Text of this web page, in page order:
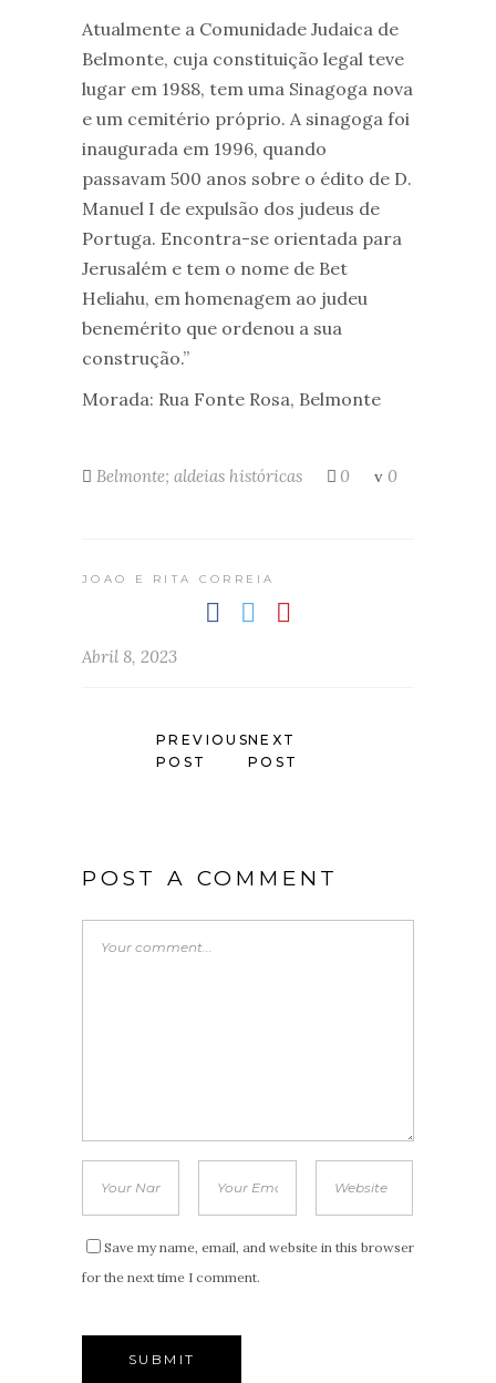
Atualmente a Comunidade Judaica de
Belmonte, cuja constituição legal teve
lugar em 1988, tem uma Sinagoga nova
e um cemitério próprio. A sinagoga foi
inaugurada em 1996, quando
passavam 500 anos sobre o édito de D.
Manuel I de expulsão dos judeus de
Portuga. Encontra-se orientada para
Jerusalém e tem o nome de Bet
Heliahu, em homenagem ao judeu
benemérito que ordenou a sua
construção.”
Morada: Rua Fonte Rosa, Belmonte
Belmonte; aldeias históricas 0 0
JOAO E RITA CORREIA
Abril 8, 2023
PREVIOUS
POST
NEXT
POST
POST A COMMENT
Save my name, email, and website in this browser
for the next time I comment.